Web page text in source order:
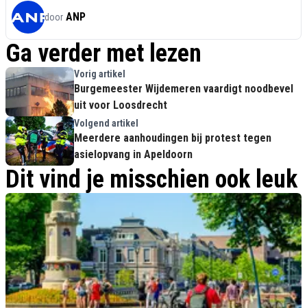
door ANP
Ga verder met lezen
Vorig artikel
Burgemeester Wijdemeren vaardigt noodbevel
uit voor Loosdrecht
Volgend artikel
Meerdere aanhoudingen bij protest tegen
asielopvang in Apeldoorn
Dit vind je misschien ook leuk